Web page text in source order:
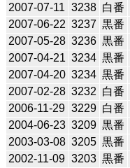
2007-07-11 3238 白番
2007-06-22 3237 黒番
2007-05-28 3236 黒番
2007-04-21 3234 黒番
2007-04-20 3234 黒番
2007-02-28 3232 白番
2006-11-29 3229 白番
2004-06-23 3209 黒番
2003-03-08 3205 黒番
2002-11-09 3203 黒番